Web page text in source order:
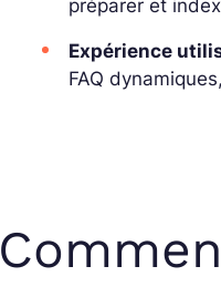
préparer et
Expérience
FAQ dynamiques